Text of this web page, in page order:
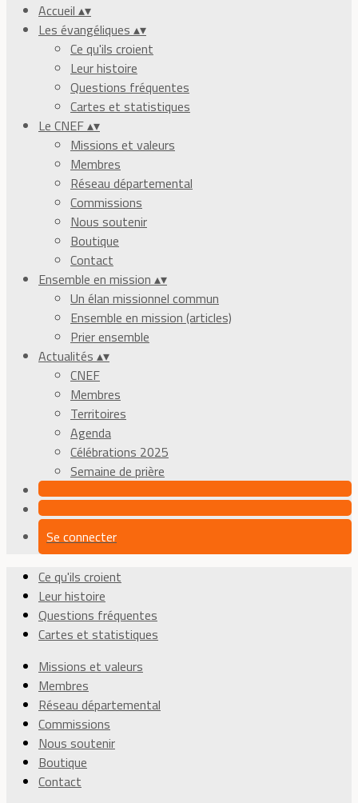
Accueil ▴▾
Les évangéliques ▴▾
Ce qu'ils croient
Leur histoire
Questions fréquentes
Cartes et statistiques
Le CNEF▴▾
Missions et valeurs
Membres
Réseau départemental
Commissions
Nous soutenir
Boutique
Contact
Ensemble en mission ▴▾
Un élan missionnel commun
Ensemble en mission (articles)
Prier ensemble
Actualités ▴▾
CNEF
Membres
Territoires
Agenda
Célébrations 2025
Semaine de prière
Se connecter
Ce qu'ils croient
Leur histoire
Questions fréquentes
Cartes et statistiques
Missions et valeurs
Membres
Réseau départemental
Commissions
Nous soutenir
Boutique
Contact